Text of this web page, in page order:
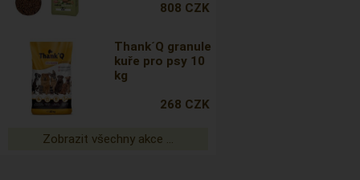
808 CZK
Thank´Q granule
kuře pro psy 10
kg
268 CZK
Zobrazit všechny akce ...